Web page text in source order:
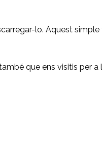
lo. Aquest simple
que ens visitis per